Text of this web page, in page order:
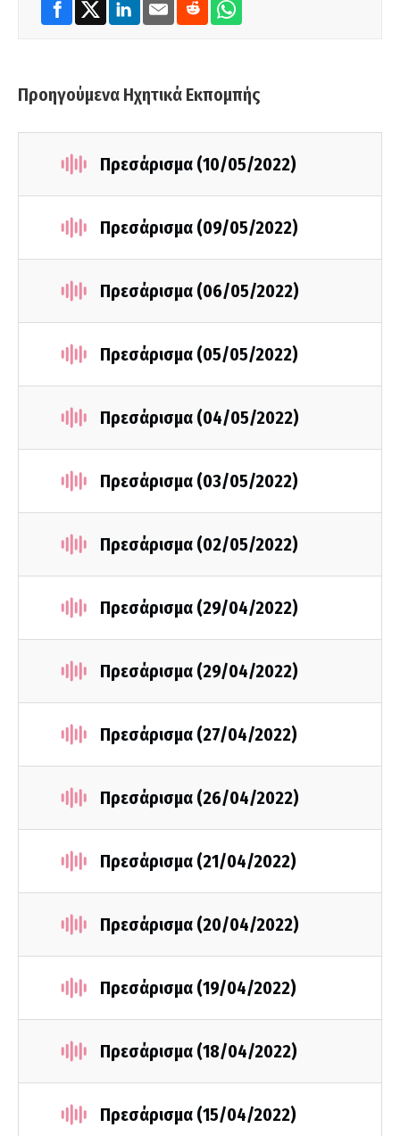
Προηγούμενα Ηχητικά Εκπομπής
Πρεσάρισμα (10/05/2022)
Πρεσάρισμα (09/05/2022)
Πρεσάρισμα (06/05/2022)
Πρεσάρισμα (05/05/2022)
Πρεσάρισμα (04/05/2022)
Πρεσάρισμα (03/05/2022)
Πρεσάρισμα (02/05/2022)
Πρεσάρισμα (29/04/2022)
Πρεσάρισμα (29/04/2022)
Πρεσάρισμα (27/04/2022)
Πρεσάρισμα (26/04/2022)
Πρεσάρισμα (21/04/2022)
Πρεσάρισμα (20/04/2022)
Πρεσάρισμα (19/04/2022)
Πρεσάρισμα (18/04/2022)
Πρεσάρισμα (15/04/2022)